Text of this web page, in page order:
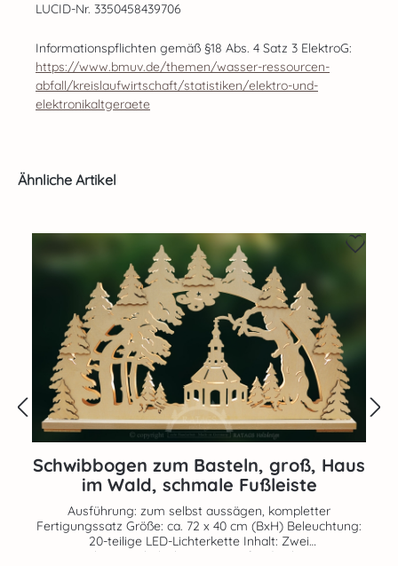
LUCID-Nr. 3350458439706
Informationspflichten gemäß §18 Abs. 4 Satz 3 ElektroG:
https://www.bmuv.de/themen/wasser-ressourcen-
abfall/kreislaufwirtschaft/statistiken/elektro-und-
elektronikaltgeraete
Produktgalerie überspringen
Ähnliche Artikel
Schwibbogen zum Basteln, groß, Haus
im Wald, schmale Fußleiste
Ausführung: zum selbst aussägen, kompletter
Fertigungssatz Größe: ca. 72 x 40 cm (BxH) Beleuchtung:
20-teilige LED-Lichterkette Inhalt: Zwei
Birkensperrholzplatten mit aufgedruckten,